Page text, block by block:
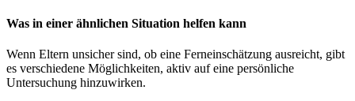
Was in einer ähnlichen Situation helfen kann
Wenn Eltern unsicher sind, ob eine Ferneinschätzung ausreicht, gibt
es verschiedene Möglichkeiten, aktiv auf eine persönliche
Untersuchung hinzuwirken.